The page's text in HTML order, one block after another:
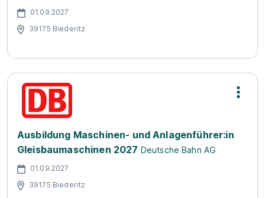
01.09.2027
39175 Biederitz
Ausbildung Maschinen- und Anlagenführer:in
Gleisbaumaschinen 2027 Deutsche Bahn AG
01.09.2027
39175 Biederitz